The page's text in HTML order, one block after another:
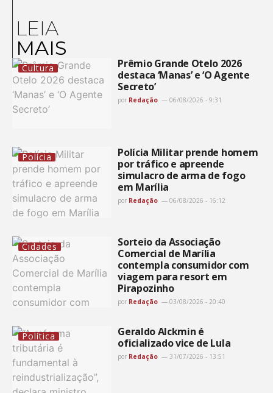
LEIA
MAIS
Cultura
Prêmio Grande Otelo 2026
destaca ‘Manas’ e ‘O Agente
Secreto’
por Redação 06/08/2026 - 9:31
Polícia
Polícia Militar prende homem
por tráfico e apreende
simulacro de arma de fogo
em Marília
por Redação 06/08/2026 - 16:12
Cidades
Sorteio da Associação
Comercial de Marília
contempla consumidor com
viagem para resort em
Pirapozinho
por Redação 03/08/2026 - 20:40
Política
Geraldo Alckmin é
oficializado vice de Lula
por Redação 31/07/2026 - 13:51